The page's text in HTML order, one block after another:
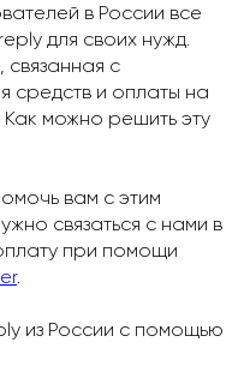
в России все
для своих нужд.
с
средств и оплаты на
можно решить эту
вам с этим
связаться с нами в
при помощи
.
из России с помощью